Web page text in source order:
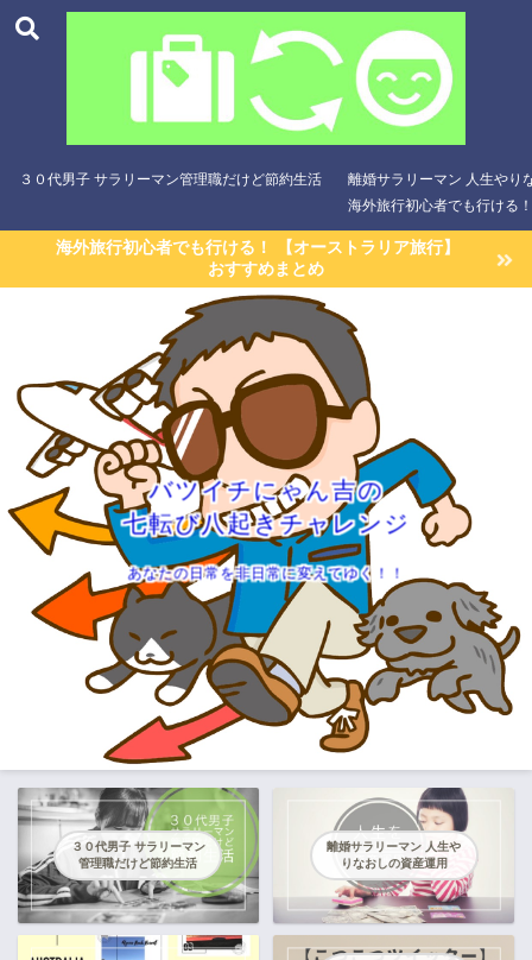
３０代男子 サラリーマン管理職だけど節約生活
離婚サラリーマン 人生やり
海外旅行初心者でも行ける
海外旅行初心者でも行ける！ 【オーストラリア旅行】
おすすめまとめ
バツイチにゃん吉の
七転び八起きチャレンジ
あなたの日常を非日常に変えてゆく！！
３０代男子 サラリーマン
管理職だけど節約生活
離婚サラリーマン 人生や
りなおしの資産運用